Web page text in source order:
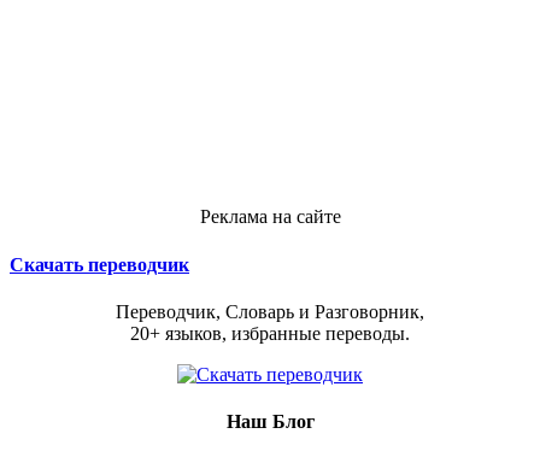
Реклама на сайте
Скачать переводчик
Переводчик, Словарь и Разговорник,
20+ языков, избранные переводы.
Наш Блог